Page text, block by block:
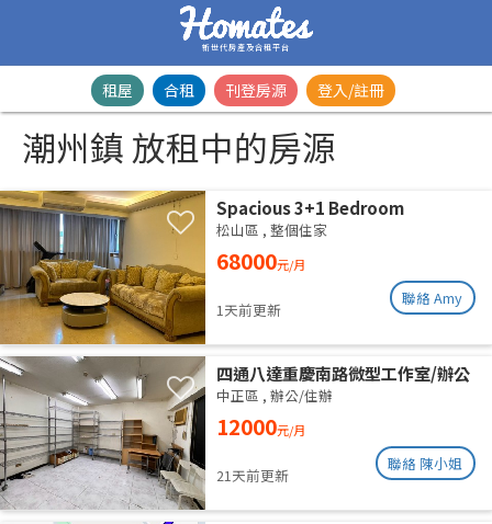
新世代房產及合租平台
租屋 合租 刊登房源 登入/註冊
潮州鎮 放租中的房源
Spacious 3+1 Bedroom
Residence | Songshan District |
Taipei Arena MRTSpacious 42-
Ping Designer Apartment | Near
松山區 , 整個住家
68000元/月
1天前更新
聯絡 Amy
四通八達重慶南路微型工作室/辦公
室出租
中正區 , 辦公/住辦
12000元/月
21天前更新
聯絡 陳小姐